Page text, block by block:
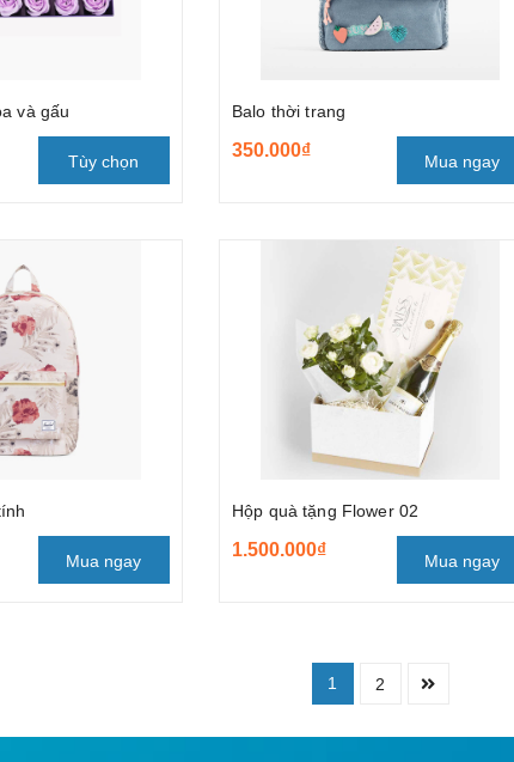
và gấu
Tùy chọn
Balo thời trang
350.000₫
Mua ngay
Mua ngay
Hộp quà tặng Flower 02
1.500.000₫
Mua ngay
1 2